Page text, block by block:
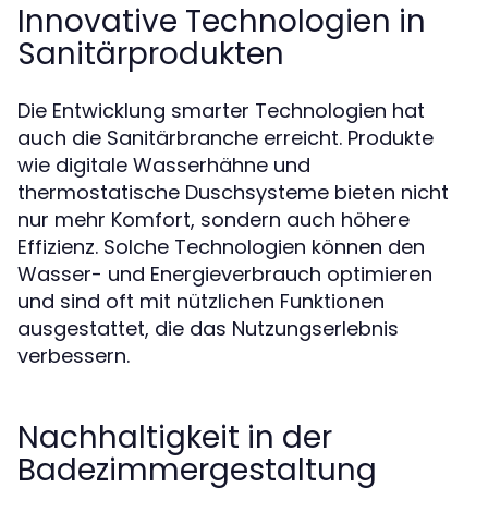
Innovative Technologien in
Sanitärprodukten
Die Entwicklung smarter Technologien hat
auch die Sanitärbranche erreicht. Produkte
wie digitale Wasserhähne und
thermostatische Duschsysteme bieten nicht
nur mehr Komfort, sondern auch höhere
Effizienz. Solche Technologien können den
Wasser- und Energieverbrauch optimieren
und sind oft mit nützlichen Funktionen
ausgestattet, die das Nutzungserlebnis
verbessern.
Nachhaltigkeit in der
Badezimmergestaltung